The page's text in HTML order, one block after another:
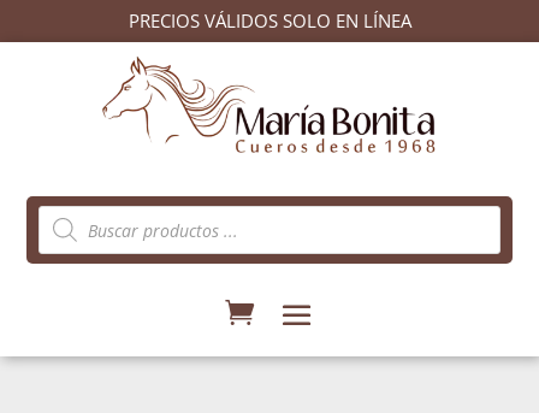
PRECIOS VÁLIDOS SOLO EN LÍNEA
Búsqueda
de
productos